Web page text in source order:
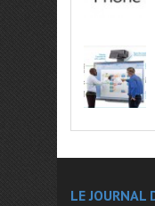
LE JOURNAL